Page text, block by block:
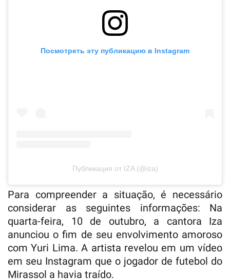
Посмотреть эту публикацию в Instagram
Публикация от IZA (@iza)
Para compreender a situação, é necessário
considerar as seguintes informações: Na
quarta-feira, 10 de outubro, a cantora Iza
anunciou o fim de seu envolvimento amoroso
com Yuri Lima. A artista revelou em um vídeo
em seu Instagram que o jogador de futebol do
Mirassol a havia traído.